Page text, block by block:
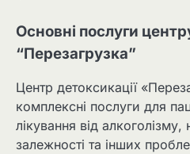
Основні послуги
“Перезагрузка”
Центр детоксикації
комплексні послуги для
лікування від алкоголізму,
залежності та інших